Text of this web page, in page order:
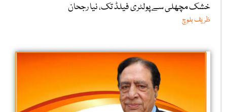
خشک مچھلی سے پولٹری فیلڈ تک، نیا رجحان
ظریف بلوچ